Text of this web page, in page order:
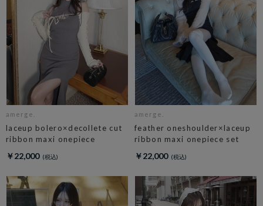
amerge.
laceup bolero×decollete cut
ribbon maxi onepiece
￥22,000
amerge.
feather oneshoulder×laceup
ribbon maxi onepiece set
￥22,000